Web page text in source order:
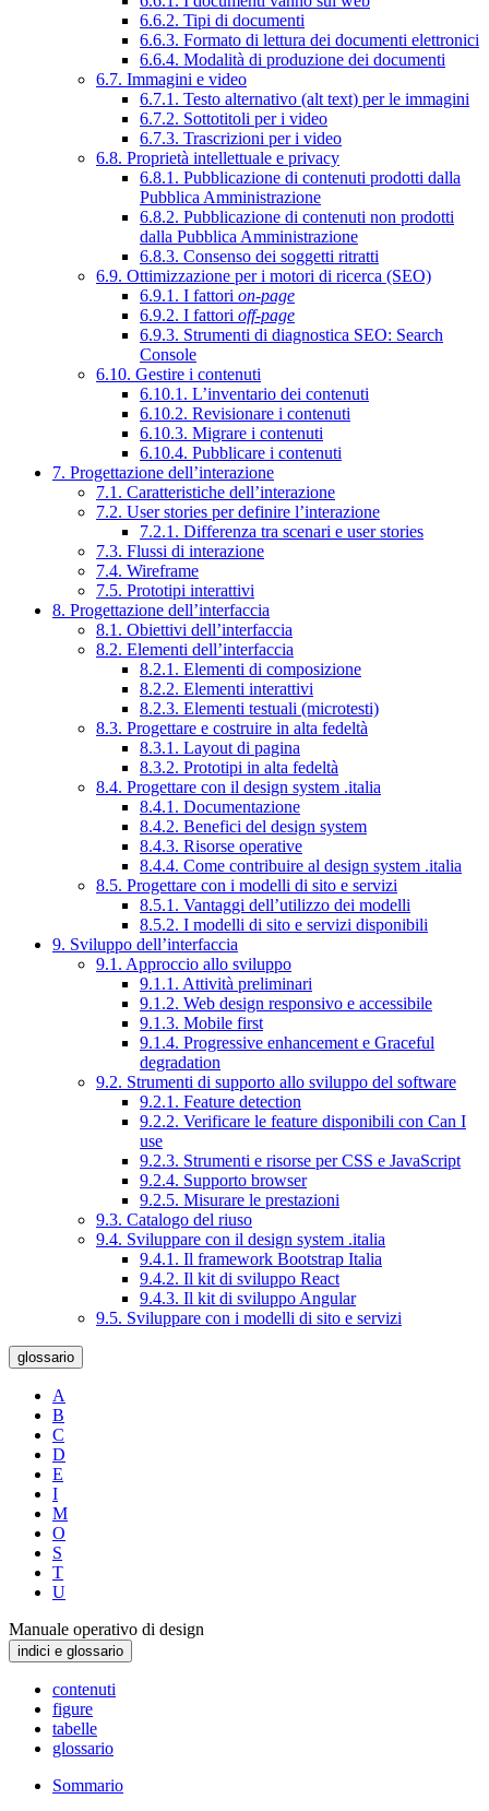
6.6.2. Tipi di documenti
6.6.3. Formato di lettura dei documenti elettronici
6.6.4. Modalità di produzione dei documenti
6.7. Immagini e video
6.7.1. Testo alternativo (alt text) per le immagini
6.7.2. Sottotitoli per i video
6.7.3. Trascrizioni per i video
6.8. Proprietà intellettuale e privacy
6.8.1. Pubblicazione di contenuti prodotti dalla
Pubblica Amministrazione
6.8.2. Pubblicazione di contenuti non prodotti
dalla Pubblica Amministrazione
6.8.3. Consenso dei soggetti ritratti
6.9. Ottimizzazione per i motori di ricerca (SEO)
6.9.1. I fattori on-page
6.9.2. I fattori off-page
6.9.3. Strumenti di diagnostica SEO: Search
Console
6.10. Gestire i contenuti
6.10.1. L’inventario dei contenuti
6.10.2. Revisionare i contenuti
6.10.3. Migrare i contenuti
6.10.4. Pubblicare i contenuti
7. Progettazione dell’interazione
7.1. Caratteristiche dell’interazione
7.2. User stories per definire l’interazione
7.2.1. Differenza tra scenari e user stories
7.3. Flussi di interazione
7.4. Wireframe
7.5. Prototipi interattivi
8. Progettazione dell’interfaccia
8.1. Obiettivi dell’interfaccia
8.2. Elementi dell’interfaccia
8.2.1. Elementi di composizione
8.2.2. Elementi interattivi
8.2.3. Elementi testuali (microtesti)
8.3. Progettare e costruire in alta fedeltà
8.3.1. Layout di pagina
8.3.2. Prototipi in alta fedeltà
8.4. Progettare con il design system .italia
8.4.1. Documentazione
8.4.2. Benefici del design system
8.4.3. Risorse operative
8.4.4. Come contribuire al design system .italia
8.5. Progettare con i modelli di sito e servizi
8.5.1. Vantaggi dell’utilizzo dei modelli
8.5.2. I modelli di sito e servizi disponibili
9. Sviluppo dell’interfaccia
9.1. Approccio allo sviluppo
9.1.1. Attività preliminari
9.1.2. Web design responsivo e accessibile
9.1.3. Mobile first
9.1.4. Progressive enhancement e Graceful
degradation
9.2. Strumenti di supporto allo sviluppo del software
9.2.1. Feature detection
9.2.2. Verificare le feature disponibili con Can I
use
9.2.3. Strumenti e risorse per CSS e JavaScript
9.2.4. Supporto browser
9.2.5. Misurare le prestazioni
9.3. Catalogo del riuso
9.4. Sviluppare con il design system .italia
9.4.1. Il framework Bootstrap Italia
9.4.2. Il kit di sviluppo React
9.4.3. Il kit di sviluppo Angular
9.5. Sviluppare con i modelli di sito e servizi
glossario
A
B
C
D
E
I
M
O
S
T
U
Manuale operativo di design
indici e glossario
contenuti
figure
tabelle
glossario
Sommario